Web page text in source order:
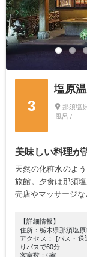
3
塩原
那須塩
風呂 /
美味しい料理が
天然の化粧水のよ
旅館。夕食は那須
売店やマッサージな
【詳細情報】
住所：栃木県那須塩
アクセス： [バス・送
りバスで60分
客室数：6室